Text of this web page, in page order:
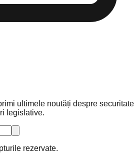
ultimele noutăți despre securitate
legislative.
rezervate.